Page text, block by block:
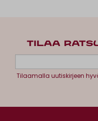
TILAA
Tilaamalla uutiskirjeen